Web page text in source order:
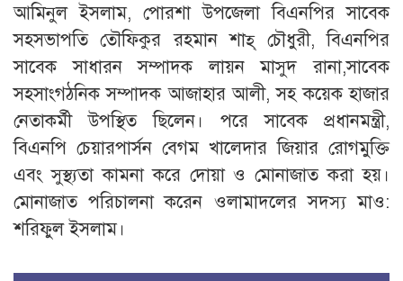
আমিনুল ইসলাম, পোরশা উপজেলা বিএনপির সাবেক
সহসভাপতি তৌফিকুর রহমান শাহ্ চৌধুরী, বিএনপির
সাবেক সাধারন সম্পাদক লায়ন মাসুদ রানা,সাবেক
সহসাংগঠনিক সম্পাদক আজাহার আলী, সহ কয়েক হাজার
নেতাকর্মী উপস্থিত ছিলেন। পরে সাবেক প্রধানমন্ত্রী,
বিএনপি চেয়ারপার্সন বেগম খালেদার জিয়ার রোগমুক্তি
এবং সুস্থ্যতা কামনা করে দোয়া ও মোনাজাত করা হয়।
মোনাজাত পরিচালনা করেন ওলামাদলের সদস্য মাও:
শরিফুল ইসলাম।